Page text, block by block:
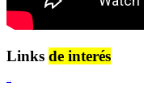
Links de interés